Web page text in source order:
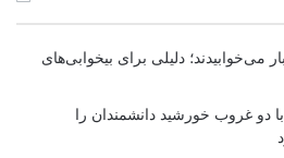
می‌خوابیدند؛ دلیلی برای بیخوابی‌های
غروب خورشید دانشمندان را